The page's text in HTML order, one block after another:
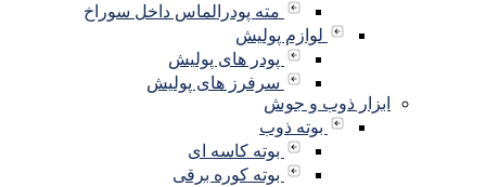
مته پودرالماس داخل سوراخ
لوازم پولیش
پودر های پولیش
سرفرز های پولیش
ابزار ذوب و جوش
بوته ذوب
بوته کاسه ای
بوته کوره برقی